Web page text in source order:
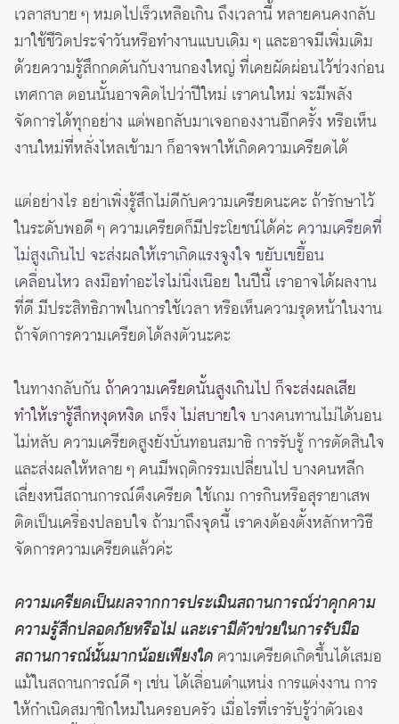
เวลาสบาย ๆ หมดไปเร็วเหลือเกิน ถึงเวลานี้ หลายคนคงกลับ
มาใช้ชีวิตประจำวันหรือทำงานแบบเดิม ๆ และอาจมีเพิ่มเติม
ด้วยความรู้สึกกดดันกับงานกองใหญ่ ที่เคยผัดผ่อนไว้ช่วงก่อน
เทศกาล ตอนนั้นอาจคิดไปว่าปีใหม่ เราคนใหม่ จะมีพลัง
จัดการได้ทุกอย่าง แต่พอกลับมาเจอกองงานอีกครั้ง หรือเห็น
งานใหม่ที่หลั่งไหลเข้ามา ก็อาจพาให้เกิดความเครียดได้
แต่อย่างไร อย่าเพิ่งรู้สึกไม่ดีกับความเครียดนะคะ ถ้ารักษาไว้
ในระดับพอดี ๆ ความเครียดก็มีประโยชน์ได้ค่ะ ความเครียดที่
ไม่สูงเกินไป จะส่งผลให้เราเกิดแรงจูงใจ ขยับเขยื้อน
เคลื่อนไหว ลงมือทำอะไรไม่นิ่งเนือยในปีนี้ เราอาจได้ผลงาน
ที่ดี มีประสิทธิภาพในการใช้เวลา หรือเห็นความรุดหน้าในงาน
ถ้าจัดการความเครียดได้ลงตัวนะคะ
ในทางกลับกันถ้าความเครียดนั้นสูงเกินไป ก็จะส่งผลเสีย
ทำให้เรารู้สึกหงุดหงิด เกร็ง ไม่สบายใจ บางคนทานไม่ได้นอน
ไม่หลับ ความเครียดสูงยังบั่นทอนสมาธิ การรับรู้ การตัดสินใจ
และส่งผลให้หลาย ๆ คนมีพฤติกรรมเปลี่ยนไป บางคนหลีก
เลี่ยงหนีสถานการณ์ตึงเครียด ใช้เกม การกินหรือสุรายาเสพ
ติดเป็นเครื่องปลอบใจ ถ้ามาถึงจุดนี้ เราคงต้องตั้งหลักหาวิธี
จัดการความเครียดแล้วค่ะ
ความเครียดเป็นผลจากการประเมินสถานการณ์ว่าคุกคาม
ความรู้สึกปลอดภัยหรือไม่ และเรามีตัวช่วยในการรับมือ
สถานการณ์นั้นมากน้อยเพียงใด ความเครียดเกิดขึ้นได้เสมอ
แม้ในสถานการณ์ดี ๆ เช่น ได้เลื่อนตำแหน่ง การแต่งงาน การ
ให้กำเนิดสมาชิกใหม่ในครอบครัว เมื่อไรที่เรารับรู้ว่าตัวเอง